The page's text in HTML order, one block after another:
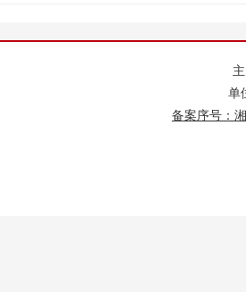
单
备案序号：